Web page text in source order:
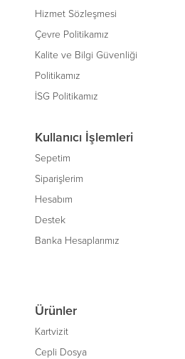
Hizmet Sözleşmesi
Çevre Politikamız
Kalite ve Bilgi Güvenliği
Politikamız
İSG Politikamız
Kullanıcı İşlemleri
Sepetim
Siparişlerim
Hesabım
Destek
Banka Hesaplarımız
Ürünler
Kartvizit
Cepli Dosya